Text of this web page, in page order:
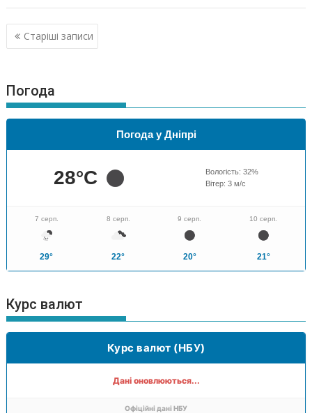
Навігація
за
Старіші записи
Погода
Погода у Дніпрі
28°C Вологість: 32%
Вітер: 3м/с
7 серп.
29°
8 серп.
22°
9 серп.
20°
10 серп.
21°
Курс валют
Курс валют (НБУ)
Дані оновлюються...
Офіційні дані НБУ